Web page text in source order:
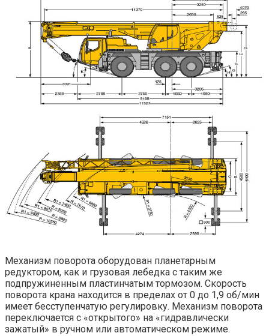
Механизм поворота оборудован планетарным
редуктором, как и грузовая лебедка с таким же
подпружиненным пластинчатым тормозом. Скорость
поворота крана находится в пределах от 0 до 1,9 об/мин
имеет бесступенчатую регулировку. Механизм поворота
переключается с «открытого» на «гидравлически
зажатый» в ручном или автоматическом режиме.